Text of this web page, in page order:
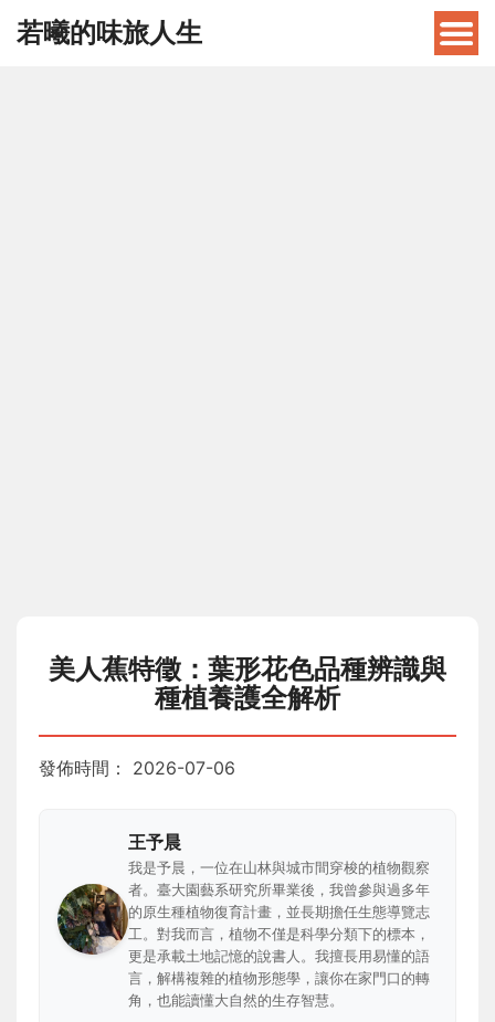
若曦的味旅人生
美人蕉特徵：葉形花色品種辨識與
種植養護全解析
發佈時間： 2026-07-06
王予晨
我是予晨，一位在山林與城市間穿梭的植物觀察
者。臺大園藝系研究所畢業後，我曾參與過多年
的原生種植物復育計畫，並長期擔任生態導覽志
工。對我而言，植物不僅是科學分類下的標本，
更是承載土地記憶的說書人。我擅長用易懂的語
言，解構複雜的植物形態學，讓你在家門口的轉
角，也能讀懂大自然的生存智慧。